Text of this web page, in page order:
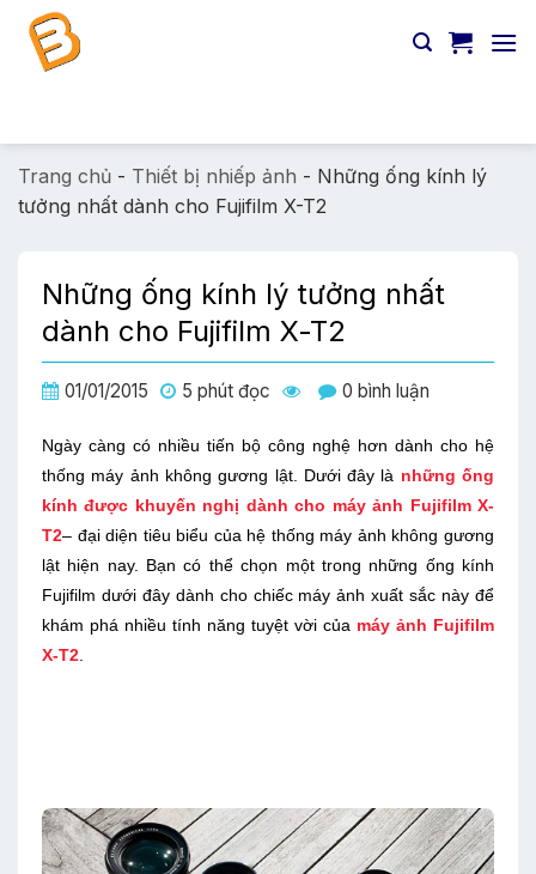
Chuyển
đến
Trang chủ - Thiết bị nhiếp ảnh - Những ống kính lý
tưởng nhất dành cho Fujifilm X-T2
Những ống kính lý tưởng nhất
dành cho Fujifilm X-T2
01/01/2015 5 phút đọc 0 bình luận
Ngày càng có nhiều tiến bộ công nghệ hơn dành cho hệ
thống máy ảnh không gương lật. Dưới đây là những ống
kính được khuyến nghị dành cho máy ảnh Fujifilm X-
T2– đại diện tiêu biểu của hệ thống máy ảnh không gương
lật hiện nay. Bạn có thể chọn một trong những ống kính
Fujifilm dưới đây dành cho chiếc máy ảnh xuất sắc này để
khám phá nhiều tính năng tuyệt vời của máy ảnh Fujifilm
X-T2